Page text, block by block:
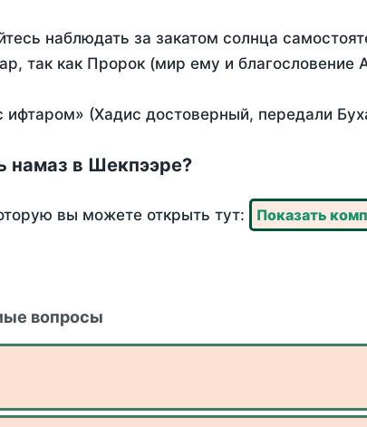
наблюдать за закатом солнца
так как Пророк (мир ему и благословение
ифтаром» (Хадис достоверный, передали
намаз в Шекпээре?
вы можете открыть тут: Показать
вопросы